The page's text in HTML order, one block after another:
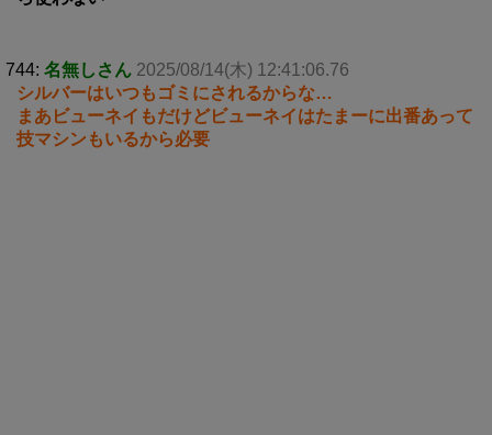
744: 名無しさん 2025/08/14(木) 12:41:06.76
シルバーはいつもゴミにされるからな…
まあビューネイもだけどビューネイはたまーに出番あって
技マシンもいるから必要